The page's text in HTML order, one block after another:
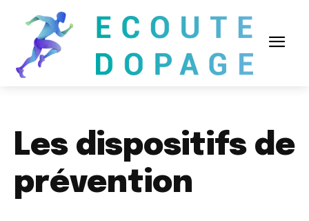
Les dispositifs de
prévention